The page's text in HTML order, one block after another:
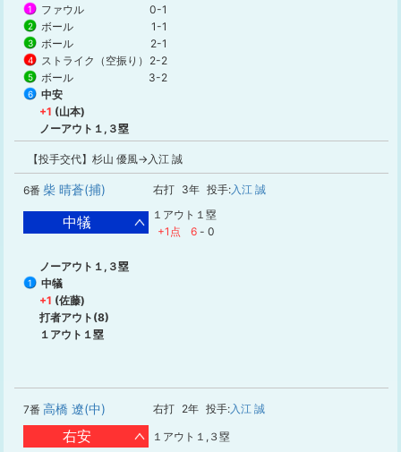
1 ファウル 0-1
2 ボール 1-1
3 ボール 2-1
4 ストライク（空振り） 2-2
5 ボール 3-2
6
中安
+1 (山本)
ノーアウト１,３塁
【投手交代】杉山 優風→入江 誠
6番 柴 晴蒼(捕) 右打 3年 投手:入江 誠
中犠
１アウト１塁
+1点
6 - 0
ノーアウト１,３塁
1
中犠
+1 (佐藤)
打者アウト(8)
１アウト１塁
7番 高橋 遼(中) 右打 2年 投手:入江 誠
右安 １アウト１,３塁